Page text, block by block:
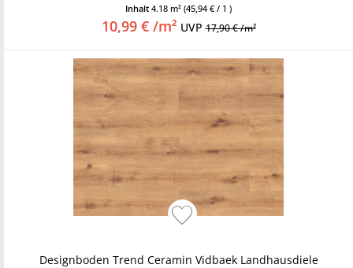
Inhalt 4.18 m² (45,94 € / 1 )
10,99 € /m² UVP17,90 € /m²
Designboden Trend Ceramin Vidbaek Landhausdiele